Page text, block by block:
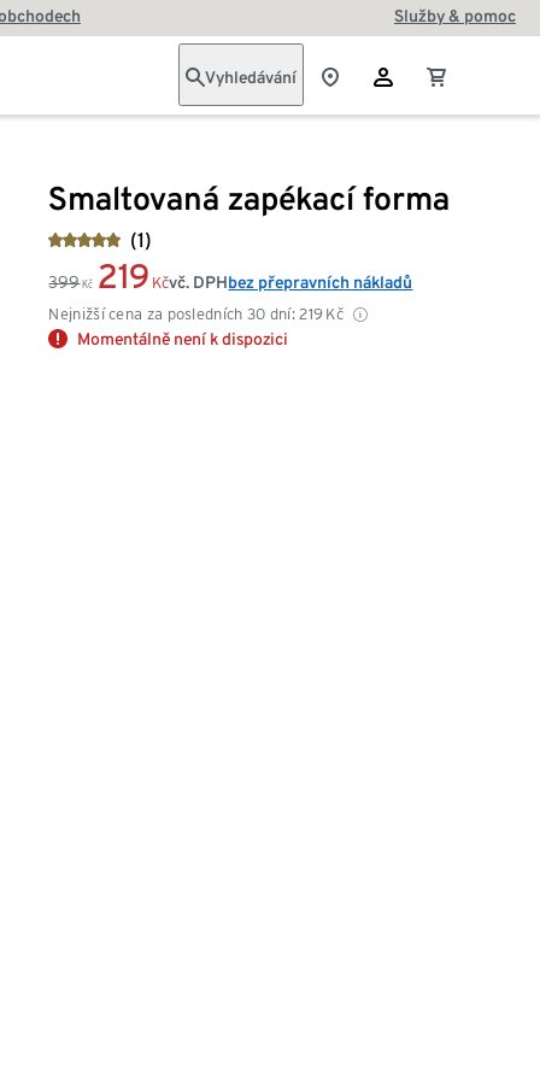
Služby & pomoc
Vyhledávání
Smaltovaná zapékací forma
(1)
399 Kč 219 Kč
Nejnižší cena za posledních 30 dní: 219 Kč
vč. DPHbez přepravních nákladů
Momentálně není k dispozici